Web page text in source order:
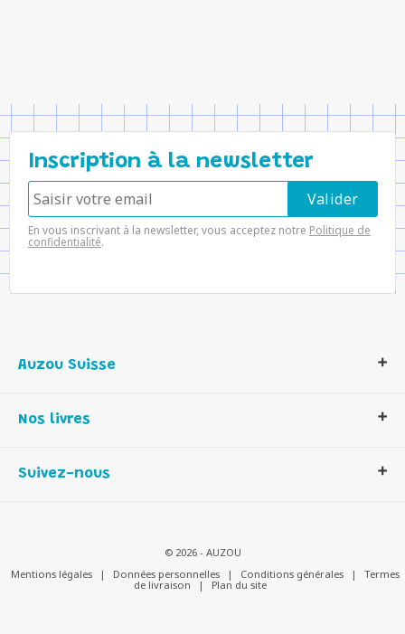
Inscription à la newsletter
En vous inscrivant à la newsletter, vous acceptez notre Politique de
confidentialité.
Auzou Suisse
Notre histoire
Contactez-nous
Nos livres
Livres enfants
Suivez-nous
© 2026 - AUZOU
Mentions légales
| Données personnelles | Conditions générales |
Termes
de livraison
| Plan du site